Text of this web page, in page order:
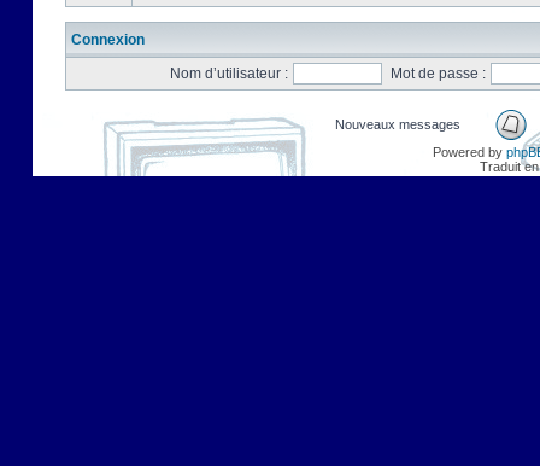
Connexion
Nom d’utilisateur :
Mot de passe :
Nouveaux messages
Powered by
Traduit